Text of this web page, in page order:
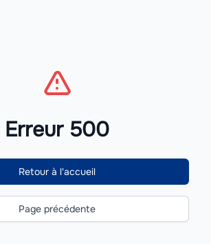
Erreur 500
Retour à l'accueil
Page précédente